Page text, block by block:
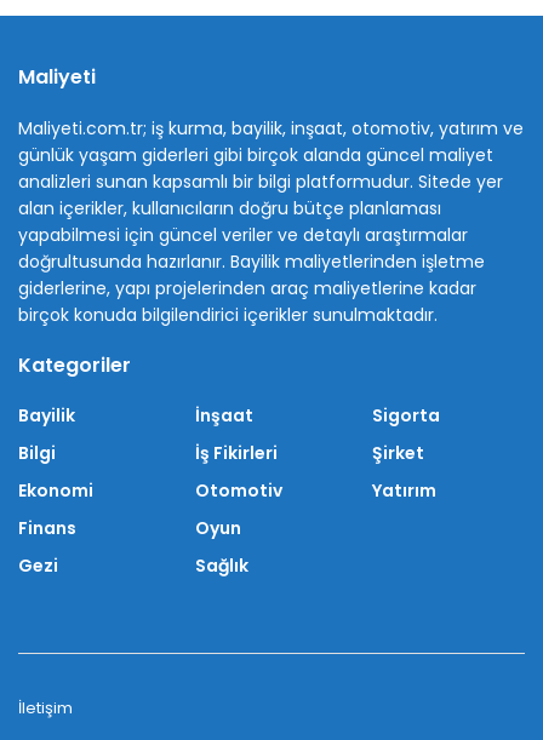
Maliyeti
Maliyeti.com.tr; iş kurma, bayilik, inşaat, otomotiv, yatırım ve
günlük yaşam giderleri gibi birçok alanda güncel maliyet
analizleri sunan kapsamlı bir bilgi platformudur. Sitede yer
alan içerikler, kullanıcıların doğru bütçe planlaması
yapabilmesi için güncel veriler ve detaylı araştırmalar
doğrultusunda hazırlanır. Bayilik maliyetlerinden işletme
giderlerine, yapı projelerinden araç maliyetlerine kadar
birçok konuda bilgilendirici içerikler sunulmaktadır.
Kategoriler
Bayilik
Bilgi
Ekonomi
Finans
Gezi
İnşaat
İş Fikirleri
Otomotiv
Oyun
Sağlık
Sigorta
Şirket
Yatırım
İletişim